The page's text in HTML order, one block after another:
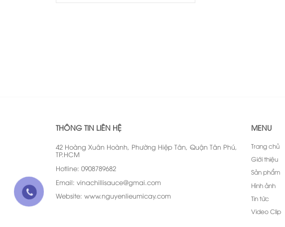
THÔNG TIN LIÊN HỆ
42 Hoàng Xuân Hoành, Phường Hiệp Tân, Quận Tân Phú,
TP.HCM
Hotline: 0908789682
Email: vinachillisauce@gmai.com
Website: www.nguyenlieumicay.com
MENU
Trang chủ
Giới thiệu
Sản phẩm
Hình ảnh
Tin tức
Video Clip